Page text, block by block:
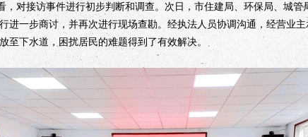
，对接访事件进行初步判断和调查。次日，市住建局、环保局、城
进一步商讨，并再次进行现场查勘。经执法人员协调沟通，经营业
至下水道，困扰居民的难题得到了有效解决。